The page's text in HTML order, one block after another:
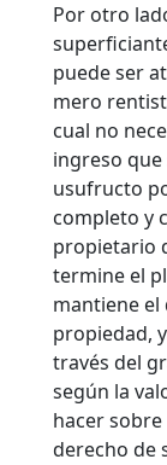
Por otro
puede ser
mero
cual no
ingreso
usufructo
completo y
propietario
termine el
mantiene el
propiedad,
través del
según la
hacer
derecho de